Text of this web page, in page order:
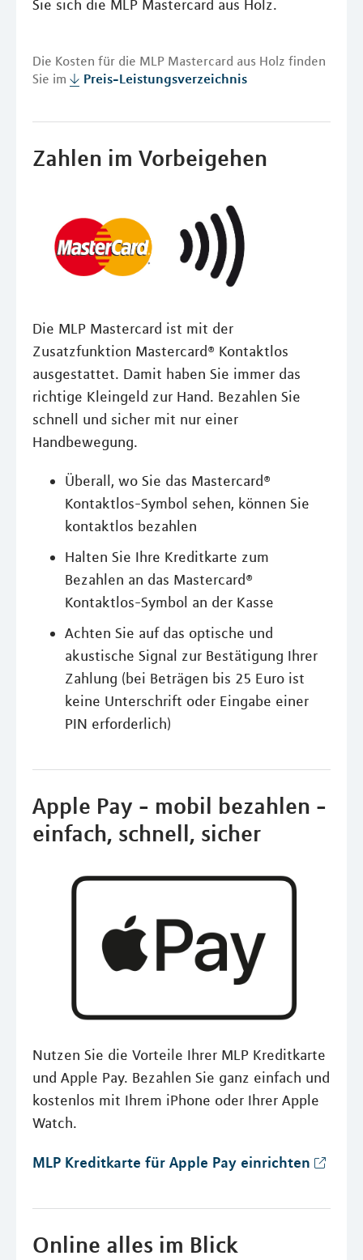
Sie sich die MLP Mastercard aus Holz.
Die Kosten für die MLP Mastercard aus Holz finden
Sie im
Preis-Leistungsverzeichnis
Zahlen im Vorbeigehen
Die MLP Mastercard ist mit der
Zusatzfunktion Mastercard® Kontaktlos
ausgestattet. Damit haben Sie immer das
richtige Kleingeld zur Hand. Bezahlen Sie
schnell und sicher mit nur einer
Handbewegung.
Überall, wo Sie das Mastercard®
Kontaktlos-Symbol sehen, können Sie
kontaktlos bezahlen
Halten Sie Ihre Kreditkarte zum
Bezahlen an das Mastercard®
Kontaktlos-Symbol an der Kasse
Achten Sie auf das optische und
akustische Signal zur Bestätigung Ihrer
Zahlung (bei Beträgen bis 25 Euro ist
keine Unterschrift oder Eingabe einer
PIN erforderlich)
Apple Pay - mobil bezahlen -
einfach, schnell, sicher
Nutzen Sie die Vorteile Ihrer MLP Kreditkarte
und Apple Pay. Bezahlen Sie ganz einfach und
kostenlos mit Ihrem iPhone oder Ihrer Apple
Watch.
MLP Kreditkarte für Apple Pay einrichten
Online alles im Blick